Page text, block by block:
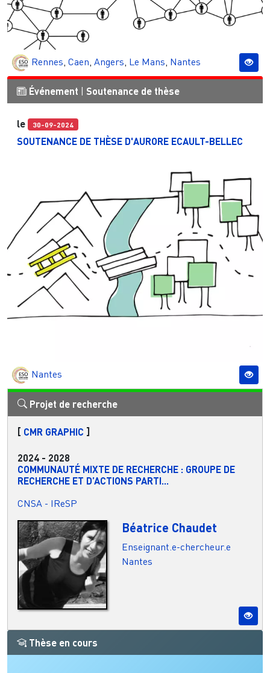
Rennes, Caen, Angers, Le Mans, Nantes
Événement Soutenance de thèse
le 30-09-2024
SOUTENANCE DE THÈSE D'AURORE ECAULT-BELLEC
Nantes
Projet de recherche
[ CMR GRAPHIC ]
2024 - 2028
COMMUNAUTÉ MIXTE DE RECHERCHE : GROUPE DE
RECHERCHE ET D’ACTIONS PARTI...
CNSA - IReSP
Béatrice Chaudet
Enseignant.e-chercheur.e
Nantes
Thèse en cours